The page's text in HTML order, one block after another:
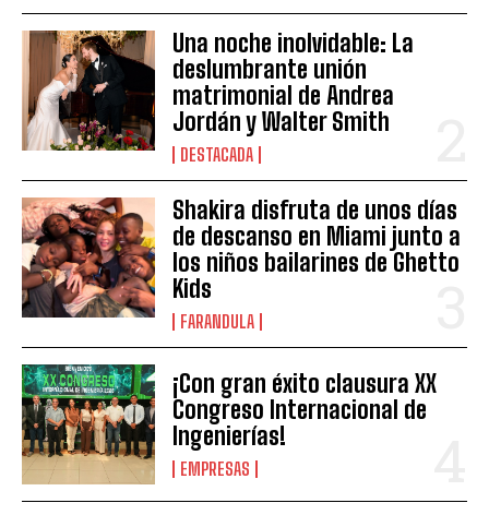
Una noche inolvidable: La
deslumbrante unión
matrimonial de Andrea
Jordán y Walter Smith
DESTACADA
Shakira disfruta de unos días
de descanso en Miami junto a
los niños bailarines de Ghetto
Kids
FARANDULA
¡Con gran éxito clausura XX
Congreso Internacional de
Ingenierías!
EMPRESAS